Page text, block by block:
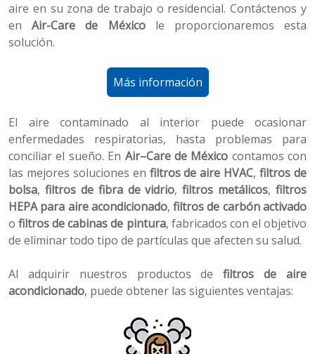
aire en su zona de trabajo o residencial. Contáctenos y
enAir-Care de Méxicole proporcionaremos esta
solución.
Más información
El aire contaminado al interior puede ocasionar
enfermedades respiratorias, hasta problemas para
conciliar el sueño. En Air–Care de México contamos con
las mejores soluciones en filtros de aire HVAC,filtros de
bolsa, filtros de fibra de vidrio,filtros metálicos, filtros
HEPA para aire acondicionado,filtros de carbón activado
ofiltros de cabinas de pintura, fabricados con el objetivo
de eliminar todo tipo de partículas que afecten su salud.
Al adquirir nuestros productos defiltros de aire
acondicionado, puede obtener las siguientes ventajas: